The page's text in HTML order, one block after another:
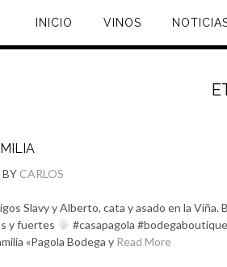
INICIO VINOS
BY CARLOS
Slavy y Alberto, cata y asado en la
y fuertes
#casapagola
«Pagola Bodega y Read More